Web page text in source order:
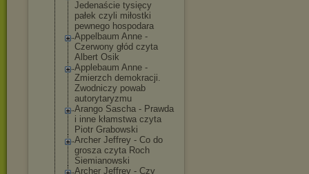
Jedenaście tysięcy
pałek czyli miłostki
pewnego hospodara
Appelbaum Anne -
Czerwony głód czyta
Albert Osik
Applebaum Anne -
Zmierzch demokracji.
Zwodniczy powab
autorytaryzmu
Arango Sascha - Prawda
i inne kłamstwa czyta
Piotr Grabowski
Archer Jeffrey - Co do
grosza czyta Roch
Siemianowski
Archer Jeffrey - Czy